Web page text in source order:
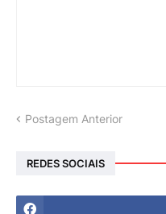
Postagem Anterior
REDES SOCIAIS